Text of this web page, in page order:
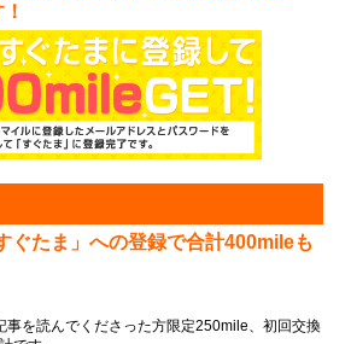
ぐたま」への登録で合計400mileも
を読んでくださった方限定250mile、初回交換